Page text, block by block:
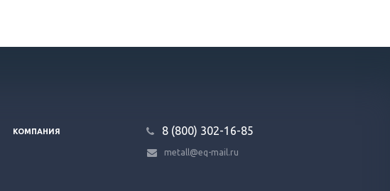
КОМПАНИЯ 8 (800) 302-16-85
metall@eq-mail.ru